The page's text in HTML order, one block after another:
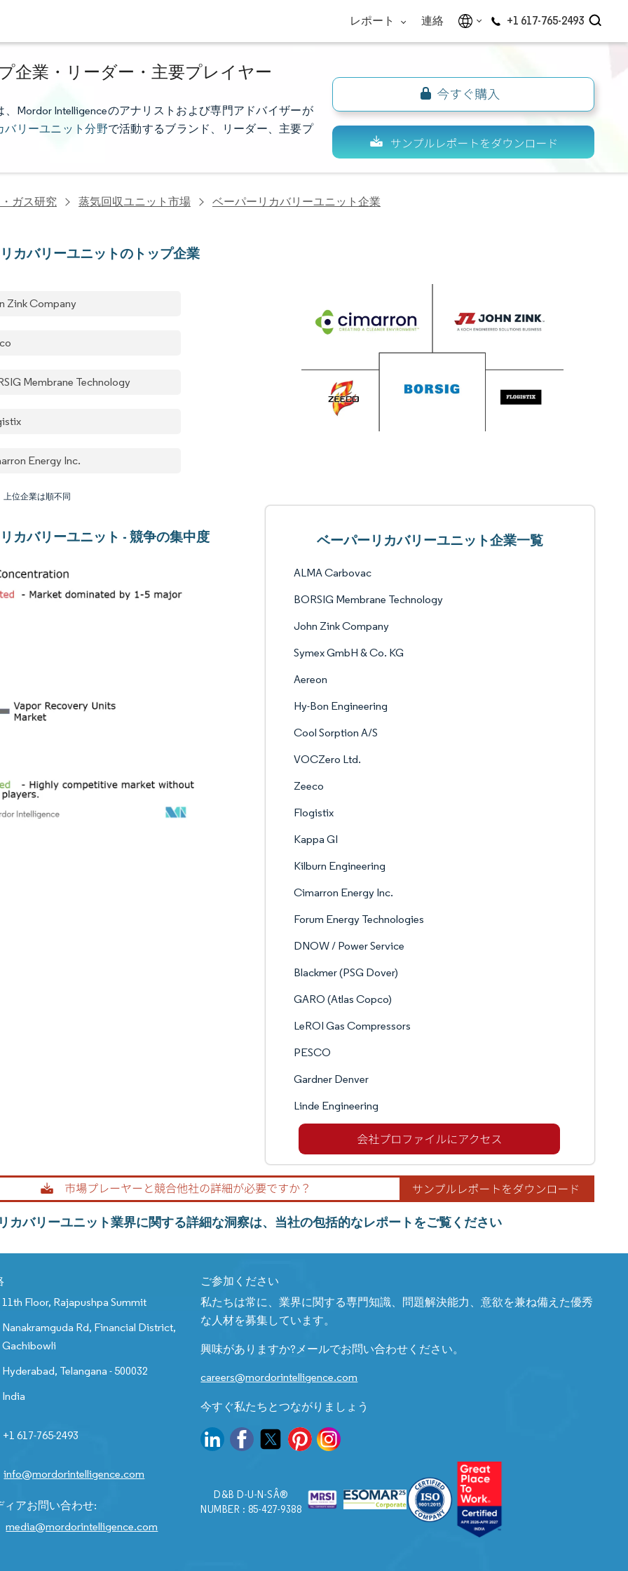
レポート 連絡 +1 617-765-2493
企業・リーダー・主要プレイヤー
Mordor Intelligenceのアナリストおよび専門アドバイザーが
バリーユニット分野で活動するブランド、リーダー、主要プ
ガス研究 蒸気回収ユニット市場 ベーパーリカバリーユニット企業
カバリーユニットのトップ企業
Zink Company
Membrane Technology
Energy Inc.
上位企業は順不同
カバリーユニット - 競争の集中度 ベーパーリカバリーユニット企業一覧
ALMA Carbovac
BORSIG Membrane Technology
John Zink Company
Symex GmbH & Co. KG
Aereon
Hy-Bon Engineering
Cool Sorption A/S
VOCZero Ltd.
Zeeco
Flogistix
Kappa GI
Kilburn Engineering
Cimarron Energy Inc.
Forum Energy Technologies
DNOW / Power Service
Blackmer (PSG Dover)
GARO (Atlas Copco)
LeROI Gas Compressors
PESCO
Gardner Denver
Linde Engineering
カバリーユニット業界に関する詳細な洞察は、当社の包括的なレポートをご覧ください
11th Floor, Rajapushpa Summit
Nanakramguda Rd, Financial District,
Gachibowli
Hyderabad, Telangana - 500032
India
+1 617-765-2493
info@mordorintelligence.com
ィアお問い合わせ:
media@mordorintelligence.com
ご参加ください
私たちは常に、業界に関する専門知識、問題解決能力、意欲を兼ね備えた優秀
な人材を募集しています。
興味がありますか?メールでお問い合わせください。
careers@mordorintelligence.com
今すぐ私たちとつながりましょう
D&B D-U-N-SÂ®
NUMBER : 85-427-9388